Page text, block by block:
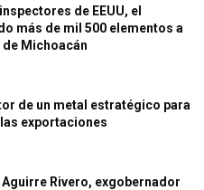
de EEUU, el
más de mil 500 elementos a
Michoacán
de un metal estratégico para
exportaciones
Aguirre Rivero, exgobernador